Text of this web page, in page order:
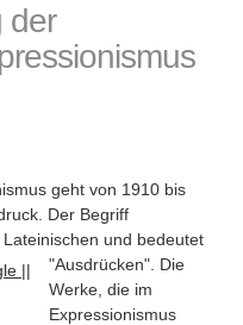
der
geht von 1910 bis
Der Begriff
und bedeutet
"Ausdrücken"
||
. Die
Werke, die im
Expressionismus